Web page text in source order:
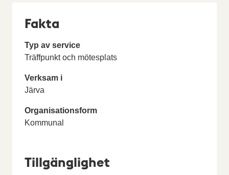
Fakta
Typ av service
Träffpunkt och mötesplats
Verksam i
Järva
Organisationsform
Kommunal
Tillgänglighet